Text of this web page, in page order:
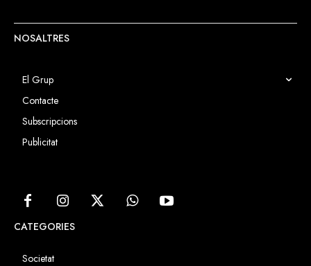
NOSALTRES
El Grup
Contacte
Subscripcions
Publicitat
CATEGORIES
Societat